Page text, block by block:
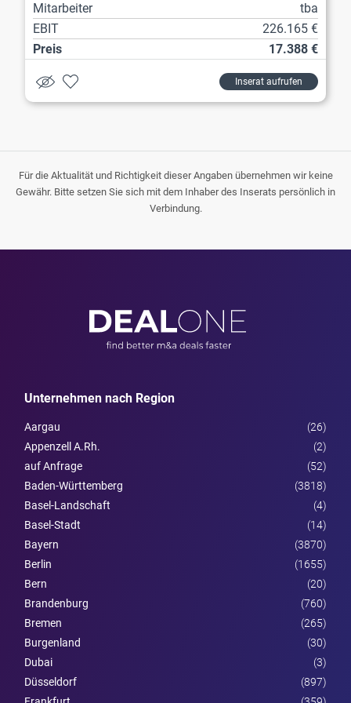
Mitarbeiter
tba
EBIT
226.165 €
Preis
17.388 €
Inserat aufrufen
Für die Aktualität und Richtigkeit dieser Angaben übernehmen wir keine
Gewähr. Bitte setzen Sie sich mit dem Inhaber des Inserats persönlich in
Verbindung.
Unternehmen nach Region
Aargau
(26)
Appenzell A.Rh.
(2)
auf Anfrage
(52)
Baden-Württemberg
(3818)
Basel-Landschaft
(4)
Basel-Stadt
(14)
Bayern
(3870)
Berlin
(1655)
Bern
(20)
Brandenburg
(760)
Bremen
(265)
Burgen­land
(30)
Dubai
(3)
Düsseldorf
(897)